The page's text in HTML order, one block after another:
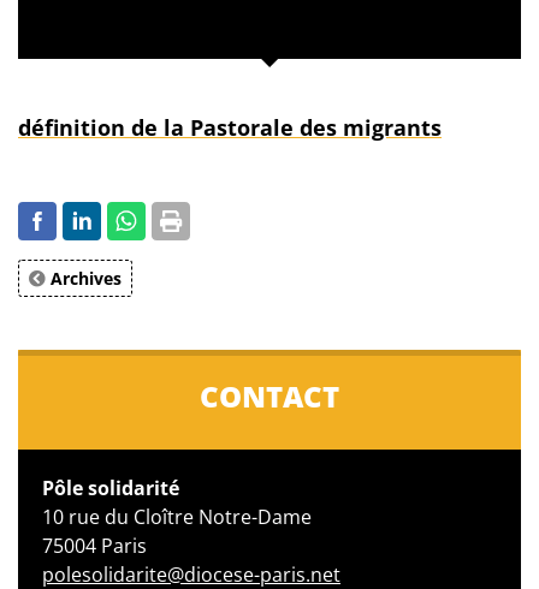
définition de la Pastorale des migrants
Archives
CONTACT
Pôle solidarité
10 rue du Cloître Notre-Dame
75004 Paris
polesolidarite@diocese-paris.net